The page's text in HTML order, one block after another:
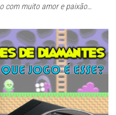
com muito amor e paixão…